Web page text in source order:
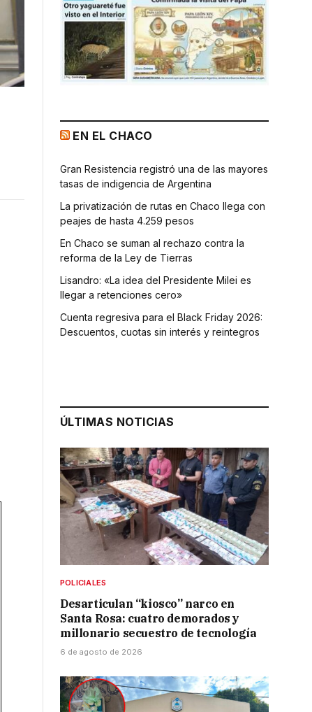
EN EL CHACO
Gran Resistencia registró una de las mayores
tasas de indigencia de Argentina
La privatización de rutas en Chaco llega con
peajes de hasta 4.259 pesos
En Chaco se suman al rechazo contra la
reforma de la Ley de Tierras
Lisandro: «La idea del Presidente Milei es
llegar a retenciones cero»
Cuenta regresiva para el Black Friday 2026:
Descuentos, cuotas sin interés y reintegros
ÚLTIMAS NOTICIAS
POLICIALES
Desarticulan “kiosco” narco en
Santa Rosa: cuatro demorados y
millonario secuestro de tecnología
6 de agosto de 2026